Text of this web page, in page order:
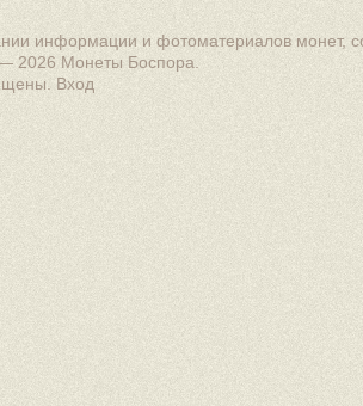
информации и фотоматериалов монет,
2026 Монеты Боспора
Вход